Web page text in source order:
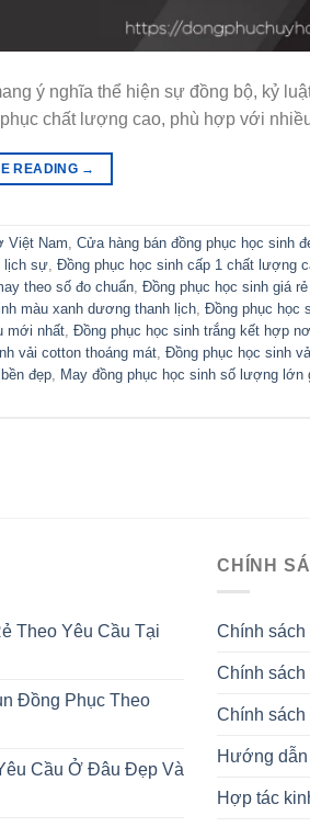
ý nghĩa thể hiện sự đồng bộ, kỷ
chất lượng cao, phù hợp với
READING →
Việt Nam, Cửa hàng bán đồng phục học sinh
lịch sự, Đồng phục học sinh cấp 1 chất lượng
theo số đo chuẩn, Đồng phục học sinh giá
màu xanh dương thanh lịch, Đồng phục học
mới nhất, Đồng phục học sinh trắng kết hợp
vải cotton thoáng mát, Đồng phục học sinh
đẹp, May đồng phục học sinh số lượng lớn
Theo Yêu Cầu Tại
Đồng Phục Theo
Cầu Ở Đâu Đẹp Và
CHÍNH
Chính sách
Chính sách
Chính sách
Hướng dẫn
Hợp tác